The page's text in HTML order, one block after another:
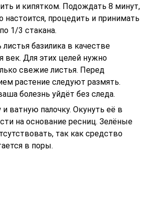
и кипятком. Подождать 8 минут,
настоится, процедить и принимать
1/3 стакана.
листья базилика в качестве
век. Для этих целей нужно
свежие листья. Перед
растение следуют размять.
болезнь уйдёт без следа.
и ватную палочку. Окунуть её в
на основание ресниц. Зелёные
так как средство
в поры.